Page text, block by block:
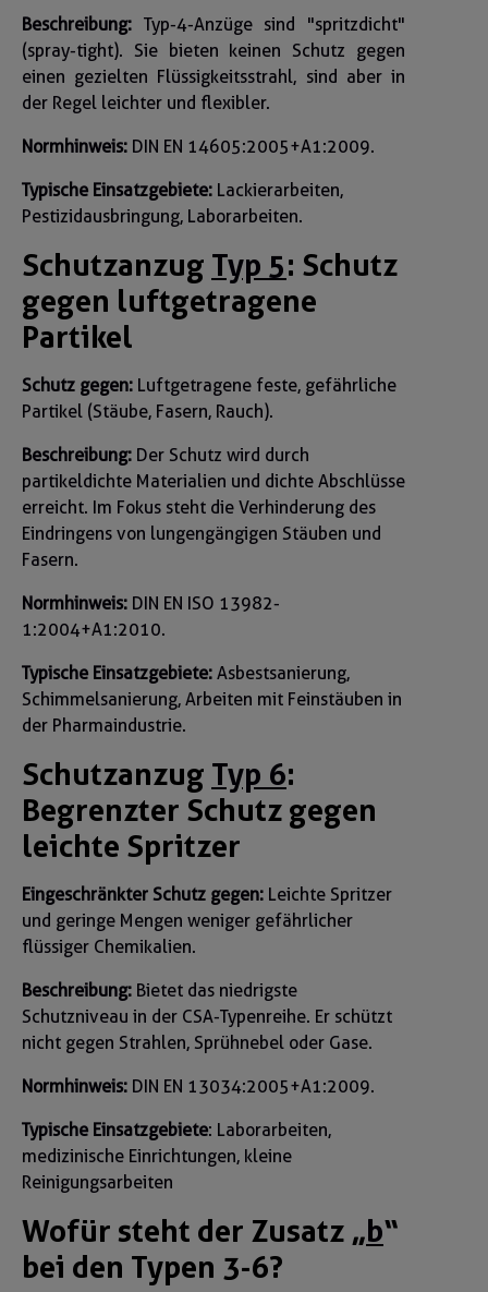
Beschreibung: Typ-4-Anzüge sind "spritzdicht"
(spray-tight). Sie bieten keinen Schutz gegen
einen gezielten Flüssigkeitsstrahl, sind aber in
der Regel leichter und flexibler.
Normhinweis: DIN EN 14605:2005+A1:2009.
Typische Einsatzgebiete: Lackierarbeiten,
Pestizidausbringung, Laborarbeiten.
Schutzanzug Typ 5: Schutz
gegen luftgetragene
Partikel
Schutz gegen: Luftgetragene feste, gefährliche
Partikel (Stäube, Fasern, Rauch).
Beschreibung: Der Schutz wird durch
partikeldichte Materialien und dichte Abschlüsse
erreicht. Im Fokus steht die Verhinderung des
Eindringens von lungengängigen Stäuben und
Fasern.
Normhinweis: DIN EN ISO 13982-
1:2004+A1:2010.
Typische Einsatzgebiete: Asbestsanierung,
Schimmelsanierung, Arbeiten mit Feinstäuben in
der Pharmaindustrie.
Schutzanzug Typ 6:
Begrenzter Schutz gegen
leichte Spritzer
Eingeschränkter Schutz gegen: Leichte Spritzer
und geringe Mengen weniger gefährlicher
flüssiger Chemikalien.
Beschreibung: Bietet das niedrigste
Schutzniveau in der CSA-Typenreihe. Er schützt
nicht gegen Strahlen, Sprühnebel oder Gase.
Normhinweis: DIN EN 13034:2005+A1:2009.
Typische Einsatzgebiete: Laborarbeiten,
medizinische Einrichtungen, kleine
Reinigungsarbeiten
Wofür steht der Zusatz „b“
bei den Typen 3-6?